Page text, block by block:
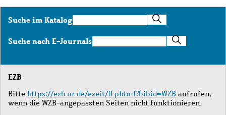
Suche im KatalogSuche
im
Katalog
Suche nach E-JournalsSuche
nach
Journals
EZB
Bitte https://ezb.ur.de/ezeit/fl.phtml?bibid=WZB aufrufen,
wenn die WZB-angepassten Seiten nicht funktionieren.